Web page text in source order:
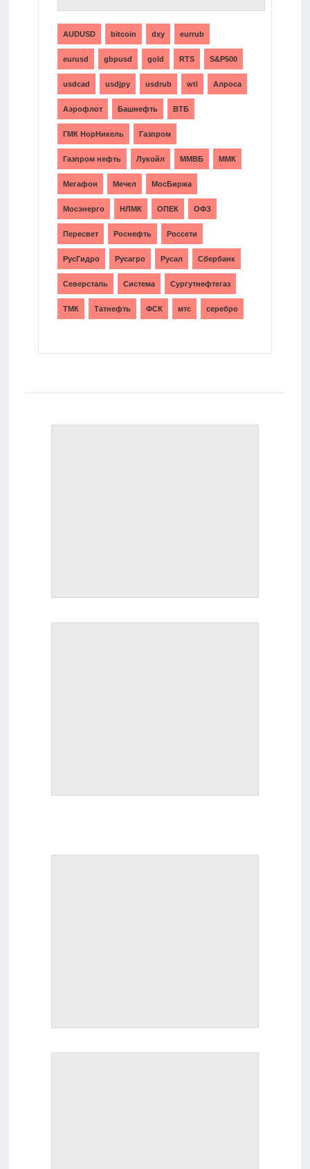
AUDUSD bitcoin dxy eurrub
eurusd gbpusd gold RTS S&P500
usdcad usdjpy usdrub wti Алроса
Аэрофлот Башнефть ВТБ
ГМК НорНикель Газпром
Газпром нефть Лукойл ММВБ ММК
Мегафон Мечел МосБиржа
Мосэнерго НЛМК ОПЕК ОФЗ
Пересвет Роснефть Россети
РусГидро Русагро Русал Сбербанк
Северсталь Система Сургутнефтегаз
ТМК Татнефть ФСК мтс серебро